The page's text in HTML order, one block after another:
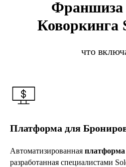
Коворкинга
что
Платформа для
Автоматизированная платформа
разработанная специалистами